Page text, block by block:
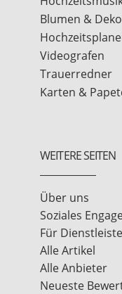
Blumen & Deko
Videografen
Trauerredner
Karten &
WEITERE SEITEN
Über uns
Soziales
Für
Alle Artikel
Alle Anbieter
Neueste